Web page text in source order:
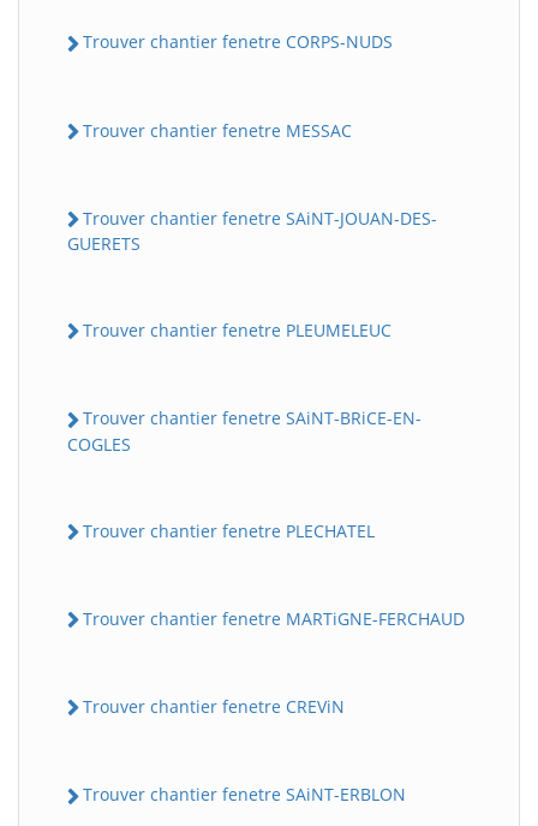
Trouver chantier fenetre CORPS-NUDS
Trouver chantier fenetre MESSAC
Trouver chantier fenetre SAiNT-JOUAN-DES-
GUERETS
Trouver chantier fenetre PLEUMELEUC
Trouver chantier fenetre SAiNT-BRiCE-EN-
COGLES
Trouver chantier fenetre PLECHATEL
Trouver chantier fenetre MARTiGNE-FERCHAUD
Trouver chantier fenetre CREViN
Trouver chantier fenetre SAiNT-ERBLON